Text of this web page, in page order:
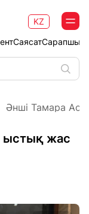
Саясат
KZ
Әнші Тамара
ыстық жас